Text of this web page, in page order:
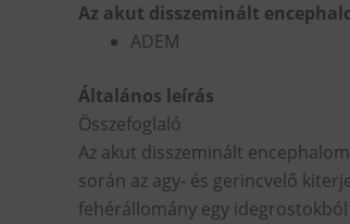
Az akut disszeminált
ADEM
Általános leírás
Összefoglaló
Az akut disszeminált
során az agy- és gerincvelő
fehérállomány egy